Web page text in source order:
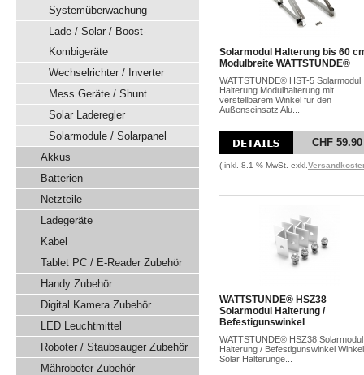
Systemüberwachung
Lade-/ Solar-/ Boost-
Kombigeräte
Wechselrichter / Inverter
Mess Geräte / Shunt
Solar Laderegler
Solarmodule / Solarpanel
Akkus
Batterien
Netzteile
Ladegeräte
Kabel
Tablet PC / E-Reader Zubehör
Handy Zubehör
Digital Kamera Zubehör
LED Leuchtmittel
Roboter / Staubsauger Zubehör
Mähroboter Zubehör
Solarmodul Halterung bis 60
Modulbreite WATTSTUNDE®
WATTSTUNDE® HST-5 Solarmodul
Halterung Modulhalterung mit
verstellbarem Winkel für den
Außenseinsatz Alu...
CHF 59.90
( inkl. 8.1 % MwSt. exkl.
WATTSTUNDE® HSZ38
Solarmodul Halterung /
Befestigunswinkel
WATTSTUNDE® HSZ38 Solarmodul
Halterung / Befestigunswinkel Winkel
Solar Halterunge...